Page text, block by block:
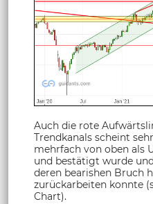
Auch die rote
Trendkanals scheint
mehrfach von oben als
und bestätigt wurde
deren bearishen Bruch
zurückarbeiten konnte
Chart).